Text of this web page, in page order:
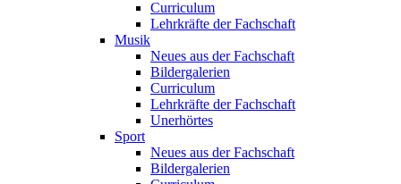
Curriculum
Lehrkräfte der Fachschaft
Musik
Neues aus der Fachschaft
Bildergalerien
Curriculum
Lehrkräfte der Fachschaft
Unerhörtes
Sport
Neues aus der Fachschaft
Bildergalerien